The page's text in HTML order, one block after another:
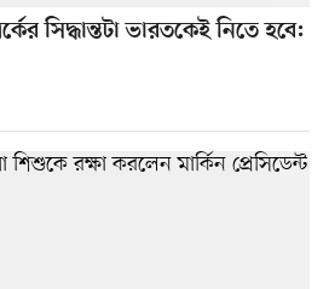
সিদ্ধান্তটা ভারতকেই নিতে হবে: